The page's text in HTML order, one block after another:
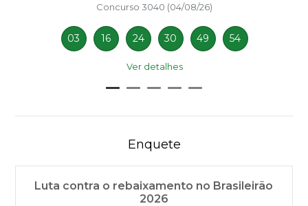
Concurso 3040 (04/08/26)
03 16 24 30 49 54
Ver detalhes
Enquete
Luta contra o rebaixamento no Brasileirão
2026